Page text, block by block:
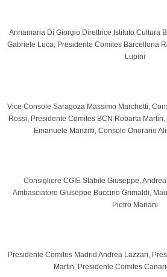
Annamaria Di Giorgio Direttrice Istituto Cultura
Gabriele Luca, Presidente Comites Barcellona
Lupini
Vice Console Saragoza Massimo Marchetti,
Rossi, Presidente Comites BCN Robarta
Emanuele Manzitti, Console Onorario
Consigliere CGIE Stabile Giuseppe,
Ambasciatore Giuseppe Buccino Grimaldi,
Pietro Mariani
Presidente Comites Madrid Andrea Lazzari,
Martin, Presidente Comites